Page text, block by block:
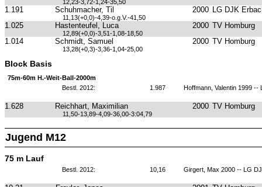
12,23-3,72-1,24-35,50
1.191 Schuhmacher, Til 2000 LG DJK
11,13(+0,0)-4,39-o.g.V.-41,50
1.025 Hastenteufel, Luca 2000 TV Homburg
12,89(+0,0)-3,51-1,08-18,50
1.014 Schmidt, Samuel 2000 TV Homburg
13,28(+0,3)-3,36-1,04-25,00
Block Basis
75m-60m H.-Weit-Ball-2000m
Bestl. 2012:
1.987 Hoffmann, Valentin 1999
1.628 Reichhart, Maximilian 2000 TV Homburg
11,50-13,89-4,09-36,00-3:04,79
Jugend M12
75 m Lauf
Bestl. 2012: 10,16 Girgert, Max 2000 -- LG